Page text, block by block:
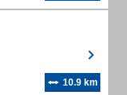
10.9 km